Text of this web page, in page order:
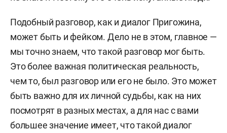
Подобный разговор, как и диалог Пригожина,
может быть и фейком. Дело не в этом, главное —
мы точно знаем, что такой разговор мог быть.
Это более важная политическая реальность,
чем то, был разговор или его не было. Это может
быть важно для их личной судьбы, как на них
посмотрят в разных местах, а для нас с вами
большее значение имеет, что такой диалог